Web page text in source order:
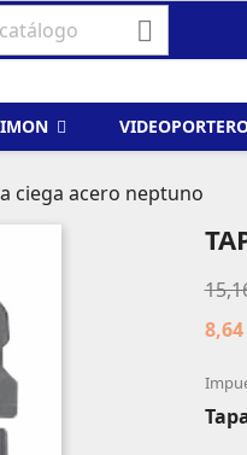

ciega acero neptuno
8,64